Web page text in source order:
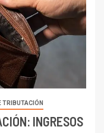
TRIBUTACIÓN
INGRESOS